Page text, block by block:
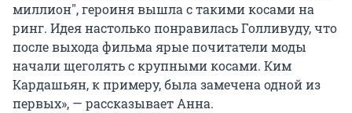
миллион", героиня вышла с такими косами на
ринг. Идея настолько понравилась Голливуду, что
после выхода фильма ярые почитатели моды
начали щеголять с крупными косами. Ким
Кардашьян, к примеру, была замечена одной из
первых», — рассказывает Анна.